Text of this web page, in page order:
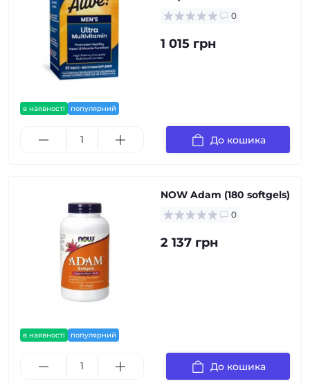
в наявності популярний
0
1 015 грн
До кошика
в наявності популярний
NOW Adam (180 softgels)
0
2 137 грн
До кошика